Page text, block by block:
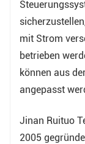
mit Strom
betrieben
können aus
angepasst
Jinan Ruituo
2005